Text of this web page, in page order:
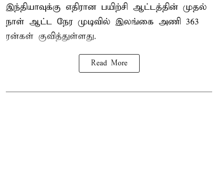
இந்தியாவுக்கு எதிரான பயிற்சி ஆட்டத்தின் முதல்
நாள் ஆட்ட நேர முடிவில் இலங்கை அணி 363
ரன்கள் குவித்துள்ளது.
Read More